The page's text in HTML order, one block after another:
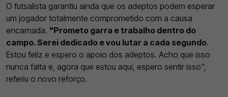
O futsalista garantiu ainda que os adeptos podem esperar
um jogador totalmente comprometido com a causa
encarnada. "Prometo garra e trabalho dentro do
campo. Serei dedicado e vou lutar a cada segundo.
Estou feliz e espero o apoio dos adeptos. Acho que isso
nunca falta e, agora que estou aqui, espero sentir isso",
referiu o novo reforço.